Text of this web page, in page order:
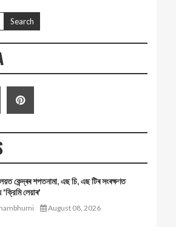
কেন্দ্ৰৰ শপতনামা, এছ চি, এছ টিৰ সংৰক্ষণত
লেয়াৰ'
August 08, 2026